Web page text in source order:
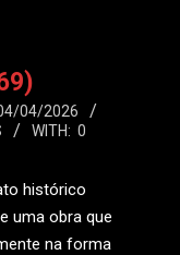
04/2026
WITH: 0
histórico
uma obra que
na forma